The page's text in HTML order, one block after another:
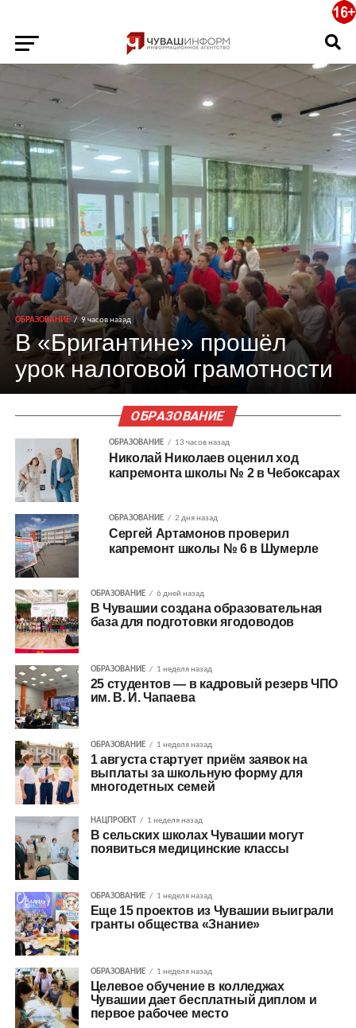
ОБРАЗОВАНИЕ 9 часов назад
В «Бригантине» прошёл
урок налоговой грамотности
ОБРАЗОВАНИЕ
ОБРАЗОВАНИЕ 13 часов назад
Николай Николаев оценил ход
капремонта школы № 2 в Чебоксарах
ОБРАЗОВАНИЕ 2 дня назад
Сергей Артамонов проверил
капремонт школы № 6 в Шумерле
ОБРАЗОВАНИЕ 6 дней назад
В Чувашии создана образовательная
база для подготовки ягодоводов
ОБРАЗОВАНИЕ 1 неделя назад
25 студентов — в кадровый резерв ЧПО
им. В. И. Чапаева
ОБРАЗОВАНИЕ 1 неделя назад
1 августа стартует приём заявок на
выплаты за школьную форму для
многодетных семей
НАЦПРОЕКТ 1 неделя назад
В сельских школах Чувашии могут
появиться медицинские классы
ОБРАЗОВАНИЕ 1 неделя назад
Еще 15 проектов из Чувашии выиграли
гранты общества «Знание»
ОБРАЗОВАНИЕ 1 неделя назад
Целевое обучение в колледжах
Чувашии дает бесплатный диплом и
первое рабочее место